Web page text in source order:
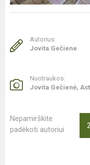
Autorius:
Jovita Gečiene
Nuotraukos:
Jovita Gečienė,
Nepamirškite
padėkoti autoriui
2